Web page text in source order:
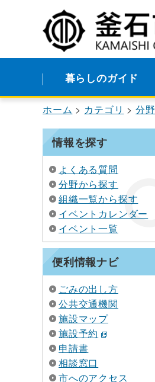
暮らしのガイド
ホーム カテゴリ 分野
情報を探す
よくある質問
分野から探す
組織一覧から探す
イベントカレンダー
イベント一覧
便利情報ナビ
ごみの出し方
公共交通機関
施設マップ
施設予約
申請書
相談窓口
市へのアクセス